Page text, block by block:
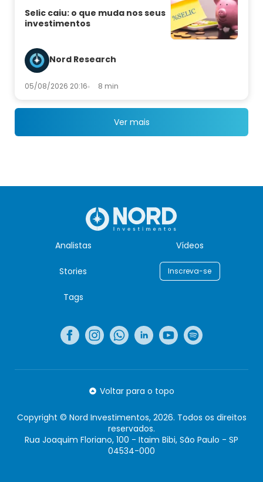
Selic caiu: o que muda nos seus
investimentos
Nord Research
05/08/2026 20:16 8 min
Ver mais
Analistas Vídeos
Stories Inscreva-se
Tags
Voltar para o topo
Copyright © Nord Investimentos, 2026. Todos os direitos
reservados.
Rua Joaquim Floriano, 100 - Itaim Bibi, São Paulo - SP
04534-000